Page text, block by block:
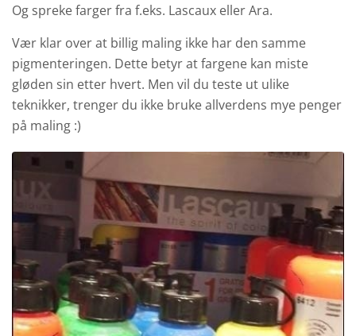
Og spreke farger fra f.eks. Lascaux eller Ara.
Vær klar over at billig maling ikke har den samme
pigmenteringen. Dette betyr at fargene kan miste
gløden sin etter hvert. Men vil du teste ut ulike
teknikker, trenger du ikke bruke allverdens mye penger
på maling :)